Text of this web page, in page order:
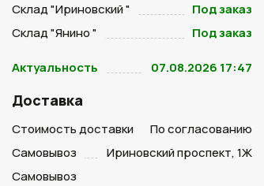
Склад "Ириновский "
Под заказ
Склад "Янино "
Под заказ
Актуальность 07.08.2026 17:47
Доставка
Стоимость доставки
По согласованию
Самовывоз
Ириновский проспект, 1Ж
Самовывоз